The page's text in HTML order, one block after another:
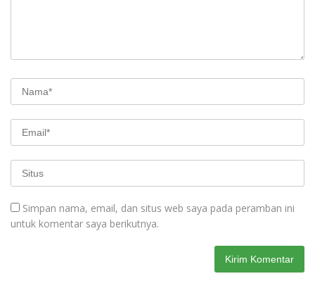
Simpan nama, email, dan situs web saya pada peramban ini
untuk komentar saya berikutnya.